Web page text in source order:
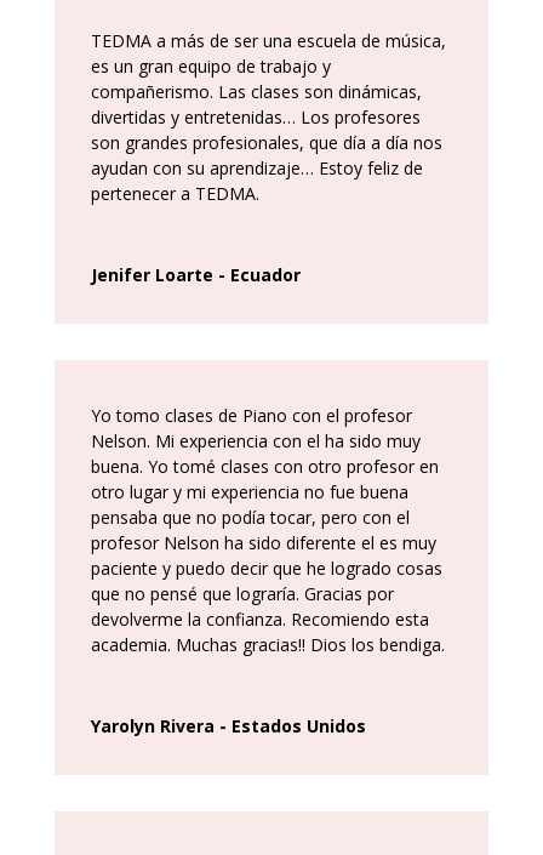
TEDMA a más de ser una escuela de música,
es un gran equipo de trabajo y
compañerismo. Las clases son dinámicas,
divertidas y entretenidas… Los profesores
son grandes profesionales, que día a día nos
ayudan con su aprendizaje… Estoy feliz de
pertenecer a TEDMA.
Jenifer Loarte - Ecuador
Yo tomo clases de Piano con el profesor
Nelson. Mi experiencia con el ha sido muy
buena. Yo tomé clases con otro profesor en
otro lugar y mi experiencia no fue buena
pensaba que no podía tocar, pero con el
profesor Nelson ha sido diferente el es muy
paciente y puedo decir que he logrado cosas
que no pensé que lograría. Gracias por
devolverme la confianza. Recomiendo esta
academia. Muchas gracias!! Dios los bendiga.
Yarolyn Rivera - Estados Unidos